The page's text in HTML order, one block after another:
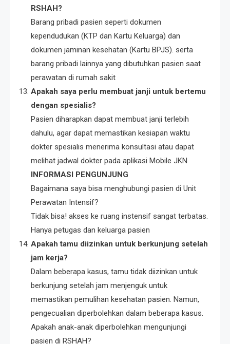
RSHAH?
Barang pribadi pasien seperti dokumen
kependudukan (KTP dan Kartu Keluarga) dan
dokumen jaminan kesehatan (Kartu BPJS). serta
barang pribadi lainnya yang dibutuhkan pasien saat
perawatan di rumah sakit
Apakah saya perlu membuat janji untuk bertemu
dengan spesialis?
Pasien diharapkan dapat membuat janji terlebih
dahulu, agar dapat memastikan kesiapan waktu
dokter spesialis menerima konsultasi atau dapat
melihat jadwal dokter pada aplikasi Mobile JKN
INFORMASI PENGUNJUNG
Bagaimana saya bisa menghubungi pasien di Unit
Perawatan Intensif?
Tidak bisa! akses ke ruang instensif sangat terbatas.
Hanya petugas dan keluarga pasien
Apakah tamu diizinkan untuk berkunjung setelah
jam kerja?
Dalam beberapa kasus, tamu tidak diizinkan untuk
berkunjung setelah jam menjenguk untuk
memastikan pemulihan kesehatan pasien. Namun,
pengecualian diperbolehkan dalam beberapa kasus.
Apakah anak-anak diperbolehkan mengunjungi
pasien di RSHAH?